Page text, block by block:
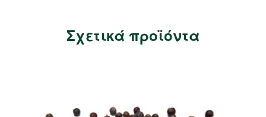
Σχετικά προϊόντα